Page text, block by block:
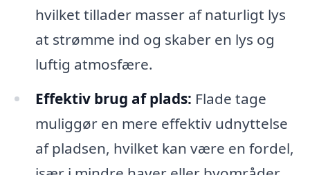
hvilket tillader masser af naturligt lys
at strømme ind og skaber en lys og
luftig atmosfære.
Effektiv brug af plads: Flade tage
muliggør en mere effektiv udnyttelse
af pladsen, hvilket kan være en fordel,